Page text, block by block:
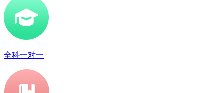
全科一对一